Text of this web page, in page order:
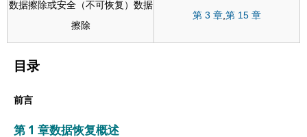
数据擦除或安全（不可恢复）数据
擦除
第 3 章 第 15 章
目录
前言
第 1 章数据恢复概述